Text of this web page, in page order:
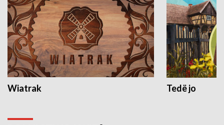
Wiatrak Tedë jo